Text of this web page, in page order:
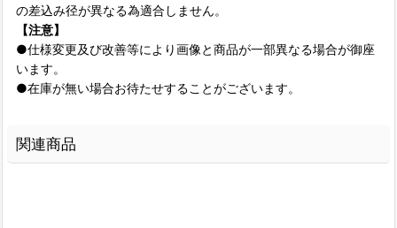
の差込み径が異なる為適合しません。
【注意】
●仕様変更及び改善等により画像と商品が一部異なる場合が御座
います。
●在庫が無い場合お待たせすることがございます。
関連商品